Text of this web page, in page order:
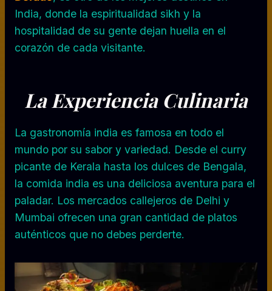
India, donde la espiritualidad sikh y la
hospitalidad de su gente dejan huella en el
corazón de cada visitante.
La Experiencia Culinaria
La gastronomía india es famosa en todo el
mundo por su sabor y variedad. Desde el curry
picante de Kerala hasta los dulces de Bengala,
la comida india es una deliciosa aventura para el
paladar. Los mercados callejeros de Delhi y
Mumbai ofrecen una gran cantidad de platos
auténticos que no debes perderte.